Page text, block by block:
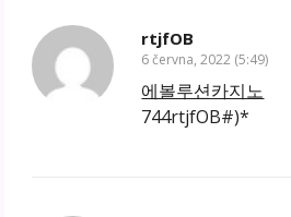
rtjfOB
6 června, 2022 (5:49)
에볼루션카지노
744rtjfOB#)*